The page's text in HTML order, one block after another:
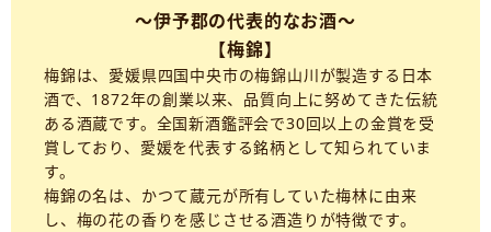
～伊予郡の代表的なお酒～
【梅錦】
梅錦は、愛媛県四国中央市の梅錦山川が製造する日本
酒で、1872年の創業以来、品質向上に努めてきた伝統
ある酒蔵です。全国新酒鑑評会で30回以上の金賞を受
賞しており、愛媛を代表する銘柄として知られていま
す。
梅錦の名は、かつて蔵元が所有していた梅林に由来
し、梅の花の香りを感じさせる酒造りが特徴です。